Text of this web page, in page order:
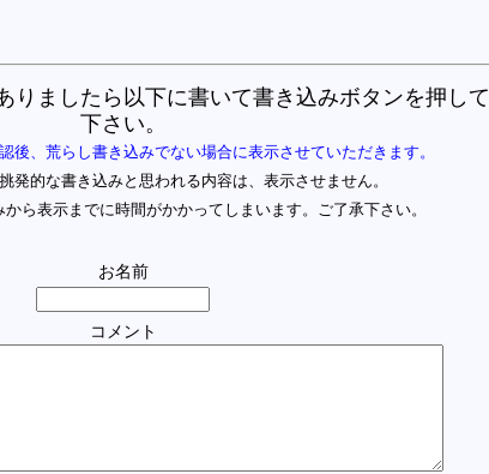
りましたら以下に書いて書き込みボタンを押して
下さい。
後、荒らし書き込みでない場合に表示させていただきます。
発的な書き込みと思われる内容は、表示させません。
ら表示までに時間がかかってしまいます。ご了承下さい。
お名前
コメント